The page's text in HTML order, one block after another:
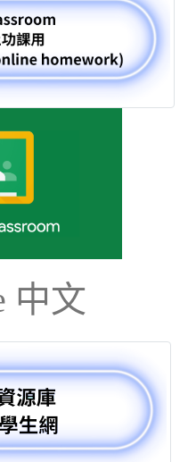
中文